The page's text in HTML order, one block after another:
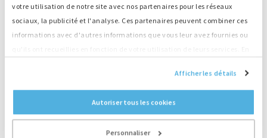
votre utilisation de notre site avec nos partenaires pour les réseaux
sociaux, la publicité et l'analyse. Ces partenaires peuvent combiner ces
informations avec d'autres informations que vous leur avez fournies ou
Afficher les détails
Autoriser tous les cookies
Personnaliser